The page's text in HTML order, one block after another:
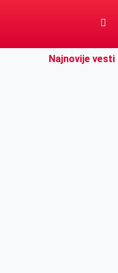
Najnovije vesti